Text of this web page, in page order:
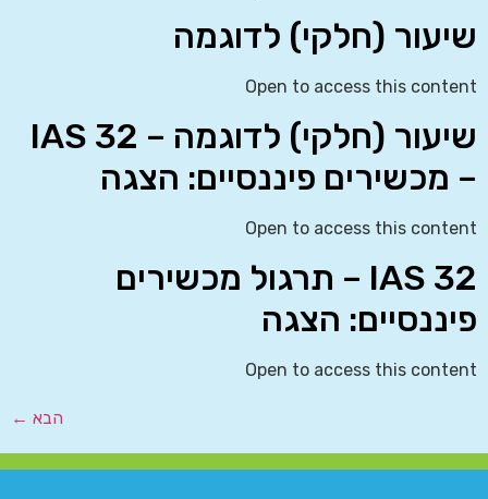
שיעור (חלקי) לדוגמה
Open to access this content
שיעור (חלקי) לדוגמה – IAS 32
– מכשירים פיננסיים: הצגה
Open to access this content
IAS 32 – תרגול מכשירים
פיננסיים: הצגה
Open to access this content
הבא ←